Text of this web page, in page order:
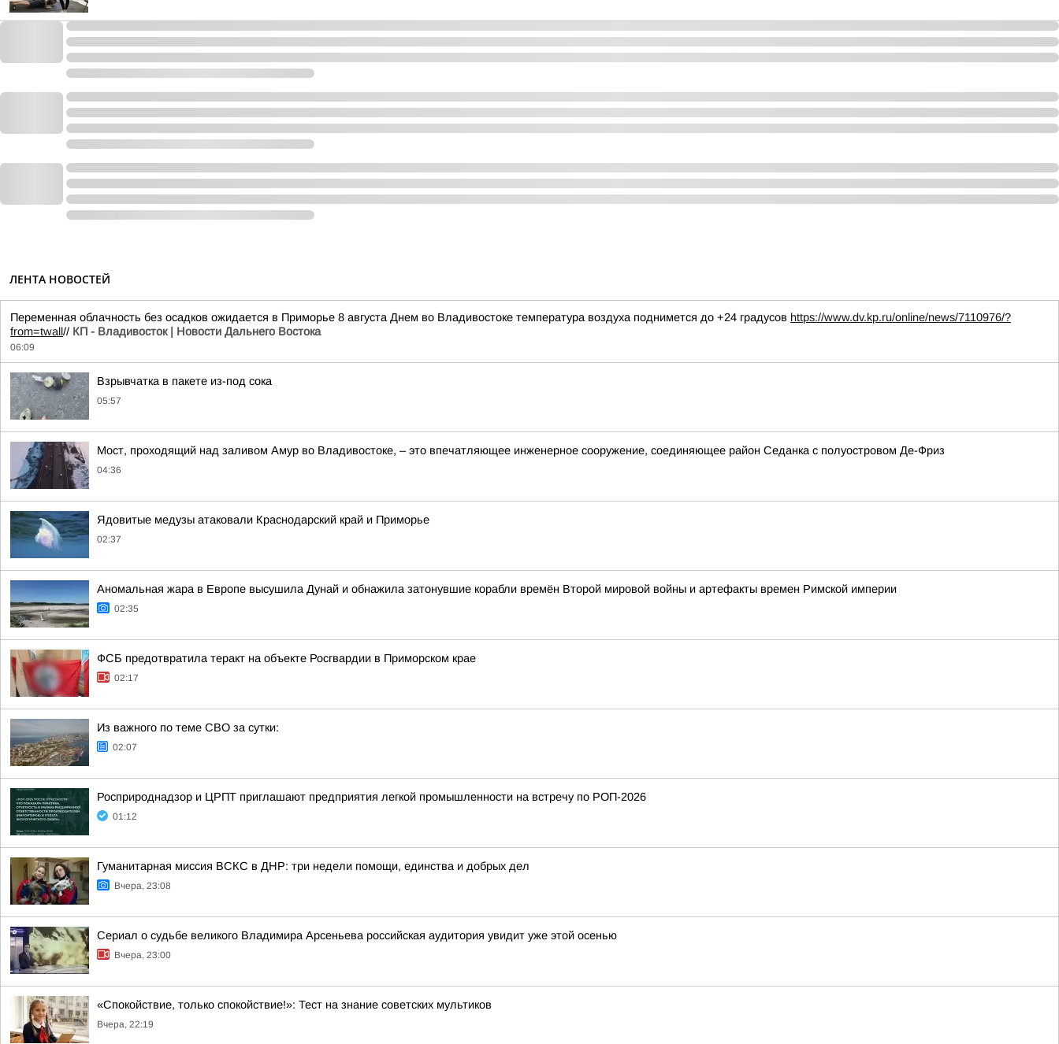
ЛЕНТА НОВОСТЕЙ
Переменная облачность без осадков ожидается в Приморье 8 августа Днем во Владивостоке температура воздуха поднимется до +24 градусов https://www.dv.kp.ru/online/news/7110976/?
from=twall// КП - Владивосток | Новости Дальнего Востока
06:09
Взрывчатка в пакете из-под сока
05:57
Мост, проходящий над заливом Амур во Владивостоке, – это впечатляющее инженерное сооружение, соединяющее район Седанка с полуостровом Де-Фриз
04:36
Ядовитые медузы атаковали Краснодарский край и Приморье
02:37
Аномальная жара в Европе высушила Дунай и обнажила затонувшие корабли времён Второй мировой войны и артефакты времен Римской империи
02:35
ФСБ предотвратила теракт на объекте Росгвардии в Приморском крае
02:17
Из важного по теме СВО за сутки:
02:07
Росприроднадзор и ЦРПТ приглашают предприятия легкой промышленности на встречу по РОП-2026
01:12
Гуманитарная миссия ВСКС в ДНР: три недели помощи, единства и добрых дел
Вчера, 23:08
Сериал о судьбе великого Владимира Арсеньева российская аудитория увидит уже этой осенью
Вчера, 23:00
«Спокойствие, только спокойствие!»: Тест на знание советских мультиков
Вчера, 22:19